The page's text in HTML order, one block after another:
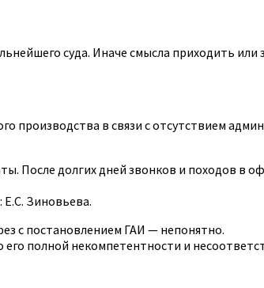
суда. Иначе смысла приходить или
производства в связи с отсутствием
После долгих дней звонков и походов в
Зиновьева.
с постановлением ГАИ — непонятно.
полной некомпетентности и